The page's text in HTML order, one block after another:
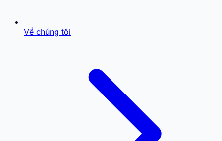
Về chúng tôi